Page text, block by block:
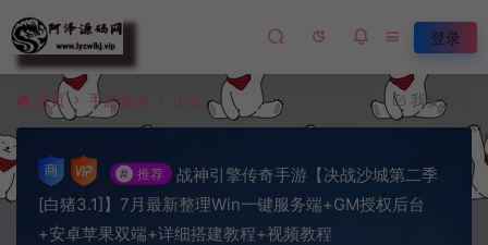
登录
首页 手游资源 正文 我要投稿
# 推荐
战神引擎传奇手游【决战沙城第二季
[白猪3.1]】7月最新整理Win一键服务端+GM授权后台
+安卓苹果双端+详细搭建教程+视频教程